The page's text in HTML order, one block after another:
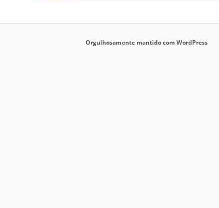
Orgulhosamente mantido com WordPress